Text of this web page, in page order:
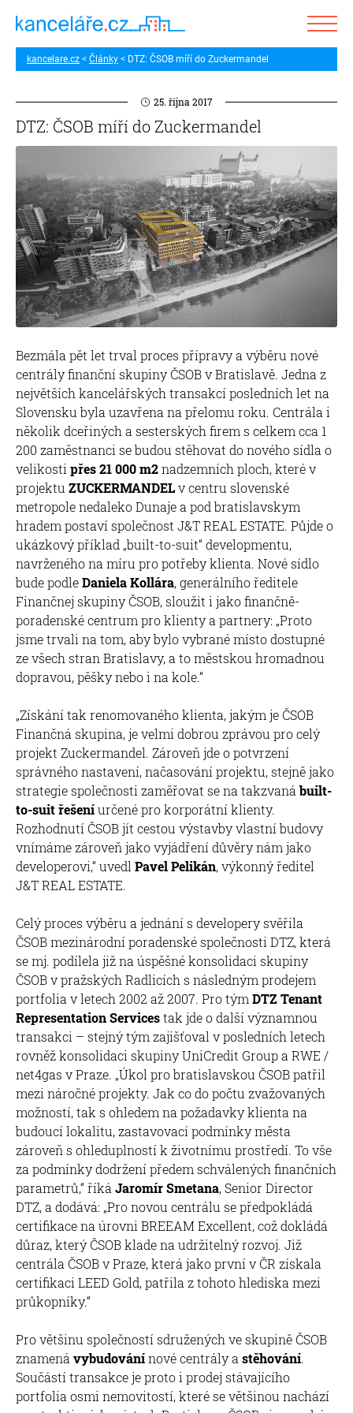
kancelare.cz Články DTZ: ČSOB míří do Zuckermandel
25. října 2017
DTZ: ČSOB míří do Zuckermandel
Bezmála pět let trval proces přípravy a výběru nové
centrály finanční skupiny ČSOB v Bratislavě. Jedna z
největších kancelářských transakcí posledních let na
Slovensku byla uzavřena na přelomu roku. Centrála i
několik dceřiných a sesterských firem s celkem cca 1
200 zaměstnanci se budou stěhovat do nového sídla o
velikosti přes 21 000 m2nadzemních ploch, které v
projektu ZUCKERMANDELv centru slovenské
metropole nedaleko Dunaje a pod bratislavskym
hradem postaví společnost J&T REAL ESTATE. Půjde o
ukázkový příklad „built-to-suit“ developmentu,
navrženého na míru pro potřeby klienta. Nové sídlo
bude podleDaniela Kollára, generálního ředitele
Finančnej skupiny ČSOB, sloužit i jako finančně-
poradenské centrum pro klienty a partnery: „Proto
jsme trvali na tom, aby bylo vybrané místo dostupné
ze všech stran Bratislavy, a to městskou hromadnou
dopravou, pěšky nebo i na kole.“
„Získání tak renomovaného klienta, jakým je ČSOB
Finančná skupina, je velmi dobrou zprávou pro celý
projekt Zuckermandel. Zároveň jde o potvrzení
správného nastavení, načasování projektu, stejně jako
strategie společnosti zaměřovat se na takzvanábuilt-
to-suit řešeníurčené pro korporátní klienty.
Rozhodnutí ČSOB jít cestou výstavby vlastní budovy
vnímáme zároveň jako vyjádření důvěry nám jako
developerovi,“ uvedl Pavel Pelikán, výkonný ředitel
J&T REAL ESTATE.
Celý proces výběru a jednání s developery svěřila
ČSOB mezinárodní poradenské společnosti DTZ, která
se mj. podílela již na úspěšné konsolidaci skupiny
ČSOB v pražských Radlicích s následným prodejem
portfolia v letech 2002 až 2007. Pro tým DTZ Tenant
Representation Servicestak jde o další významnou
transakci – stejný tým zajišťoval v posledních letech
rovněž konsolidaci skupiny UniCredit Group a RWE /
net4gas v Praze. „Úkol pro bratislavskou ČSOB patřil
mezi náročné projekty. Jak co do počtu zvažovaných
možností, tak s ohledem na požadavky klienta na
budoucí lokalitu, zastavovací podmínky města
zároveň s ohleduplností k životnímu prostředí. To vše
za podmínky dodržení předem schválených finančních
parametrů,“ říká Jaromír Smetana, Senior Director
DTZ, a dodává: „Pro novou centrálu se předpokládá
certifikace na úrovni BREEAM Excellent, což dokládá
důraz, který ČSOB klade na udržitelný rozvoj. Již
centrála ČSOB v Praze, která jako první v ČR získala
certifikaci LEED Gold, patřila z tohoto hlediska mezi
průkopníky.“
Pro většinu společností sdružených ve skupině ČSOB
znamená vybudovánínové centrály a stěhování.
Součástí transakce je proto i prodej stávajícího
portfolia osmi nemovitostí, které se většinou nachází